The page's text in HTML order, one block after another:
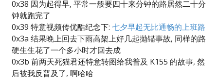
0x38 因为起得早, 平常一般要四十来分钟的路居然二十分
钟就跑完了
0x39 特意视频传优酷纪念下: 七夕早起无比通畅的上班路
0x3a 结果晚上回去下雨高架上好几起抛锚事故, 同样的路
硬生生花了一个多小时才回去成
0x3b 前两天死猫君还特意转图给我普及 K155 的故事, 然
后被我反普及了, 啊哈哈